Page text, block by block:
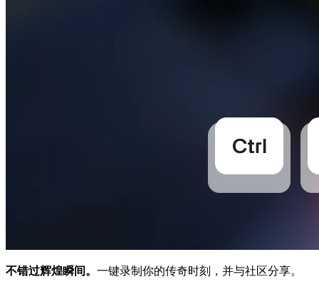
不错过辉煌瞬间。 一键录制你的传奇时刻，并与社区分享。